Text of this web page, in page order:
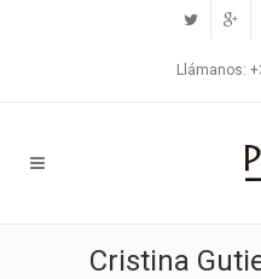
Llámanos:
Cristina